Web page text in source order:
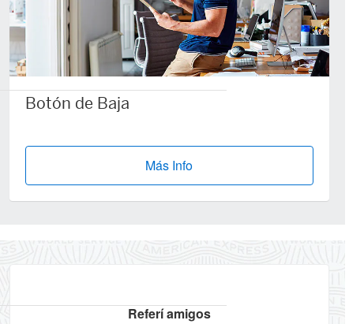
Botón de Baja
Más Info
Referí amigos